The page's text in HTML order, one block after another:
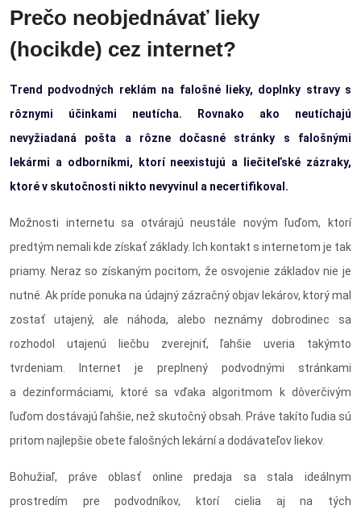
Prečo neobjednávať lieky
(hocikde) cez internet?
Trend podvodných reklám na falošné lieky, doplnky stravy s
rôznymi účinkami neutícha. Rovnako ako neutíchajú
nevyžiadaná pošta a rôzne dočasné stránky s falošnými
lekármi a odborníkmi, ktorí neexistujú a liečiteľské zázraky,
ktoré v skutočnosti nikto nevyvinul a necertifikoval.
Možnosti internetu sa otvárajú neustále novým ľuďom, ktorí
predtým nemali kde získať základy. Ich kontakt s internetom je tak
priamy. Neraz so získaným pocitom, že osvojenie základov nie je
nutné. Ak príde ponuka na údajný zázračný objav lekárov, ktorý mal
zostať utajený, ale náhoda, alebo neznámy dobrodinec sa
rozhodol utajenú liečbu zverejniť, ľahšie uveria takýmto
tvrdeniam. Internet je preplnený podvodnými stránkami
a dezinformáciami, ktoré sa vďaka algoritmom k dôverčivým
ľuďom dostávajú ľahšie, než skutočný obsah. Práve takíto ľudia sú
pritom najlepšie obete falošných lekární a dodávateľov liekov.
Bohužiaľ, práve oblasť online predaja sa stala ideálnym
prostredím pre podvodníkov, ktorí cielia aj na tých